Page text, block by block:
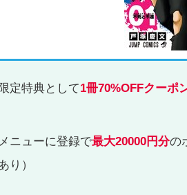
定特典として1冊70%OFFクーポ
ニューに登録で最大20000円分の
り）